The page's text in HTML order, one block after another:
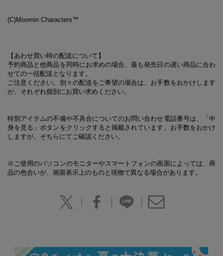
(C)Moomin Characters™
【あわせ買い時の配送について】
予約商品と他商品を同時にお求めの場合、最も発売日の遅い商品に合わ
せての一括配送となります。
ご注意ください。別々の配送をご希望の場合は、お手数をおかけします
が、それぞれ個別にお買い求めください。
特別アイテムの不備や不具合についてのお問い合わせ電話番号は、「中
身を見る」ボタンをクリックすると掲載されています。お手数をおかけ
しますが、そちらにてご確認ください。
※ご使用のパソコンのモニターやスマートフォンの画面によっては、商
品の色合いが、画面表示上のものと現物で異なる場合があります。